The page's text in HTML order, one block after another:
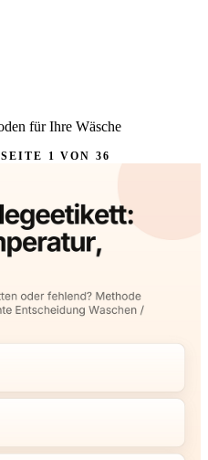
für Ihre Wäsche
1 VON 36